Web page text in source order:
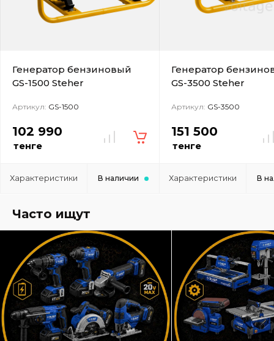
Генератор бензиновый
GS-1500 Steher
Артикул: GS-1500
102 990
тенге
Характеристики В наличии
Генератор
GS-3500 Steher
Артикул: GS-3500
151 500
тенге
Характеристики В
Часто ищут